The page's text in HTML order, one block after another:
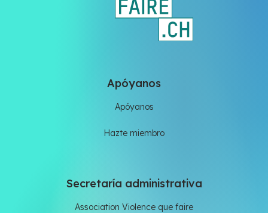
Apóyanos
Apóyanos
Hazte miembro
Secretaría administrativa
Association Violence que faire